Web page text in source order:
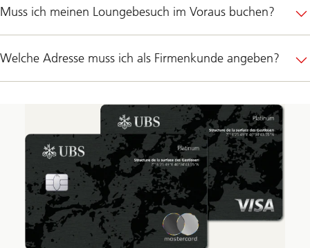
Muss ich meinen Loungebesuch im Voraus buchen?
Welche Adresse muss ich als Firmenkunde angeben?